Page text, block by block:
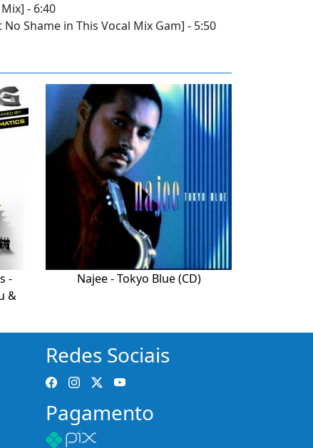
- 6:40
Shame in This Vocal Mix Gam] - 5:50
-
&
Najee - Tokyo Blue (CD)
Redes Sociais
Pagamento